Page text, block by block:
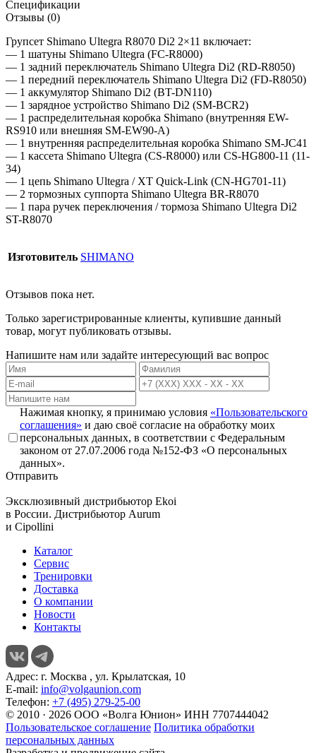
Спецификации
Отзывы (0)
Групсет Shimano Ultegra R8070 Di2 2×11 включает:
— 1 шатуны Shimano Ultegra (FC-R8000)
— 1 задний переключатель Shimano Ultegra Di2 (RD-R8050)
— 1 передний переключатель Shimano Ultegra Di2 (FD-R8050)
— 1 аккумулятор Shimano Di2 (BT-DN110)
— 1 зарядное устройство Shimano Di2 (SM-BCR2)
— 1 распределительная коробка Shimano (внутренняя EW-
RS910 или внешняя SM-EW90-A)
— 1 внутренняя распределительная коробка Shimano SM-JC41
— 1 кассета Shimano Ultegra (CS-R8000) или CS-HG800-11 (11-
34)
— 1 цепь Shimano Ultegra / XT Quick-Link (CN-HG701-11)
— 2 тормозных суппорта Shimano Ultegra BR-R8070
— 1 пара ручек переключения / тормоза Shimano Ultegra Di2
ST-R8070
Изготовитель SHIMANO
Отзывов пока нет.
Только зарегистрированные клиенты, купившие данный
товар, могут публиковать отзывы.
Напишите нам или задайте интересующий вас вопрос
Нажимая кнопку, я принимаю условия «Пользовательского
соглашения» и даю своё согласие на обработку моих
персональных данных, в соответствии с Федеральным
законом от 27.07.2006 года №152-ФЗ «О персональных
данных».
Отправить
Эксклюзивный дистрибьютор Ekoi
в России. Дистрибьютор Aurum
и Cipollini
Каталог
Сервис
Тренировки
Доставка
О компании
Новости
Контакты
Адрес: г. Москва , ул. Крылатская, 10
E-mail: info@volgaunion.com
Телефон: +7 (495) 279-25-00
© 2010 · 2026 ООО «Волга Юнион» ИНН 7707444042
Пользовательское соглашение Политика обработки
персональных данных